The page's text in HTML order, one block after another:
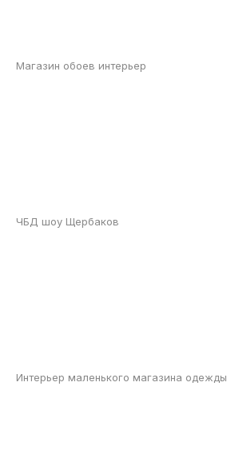
Магазин обоев интерьер
ЧБД шоу Щербаков
Интерьер маленького магазина одежды